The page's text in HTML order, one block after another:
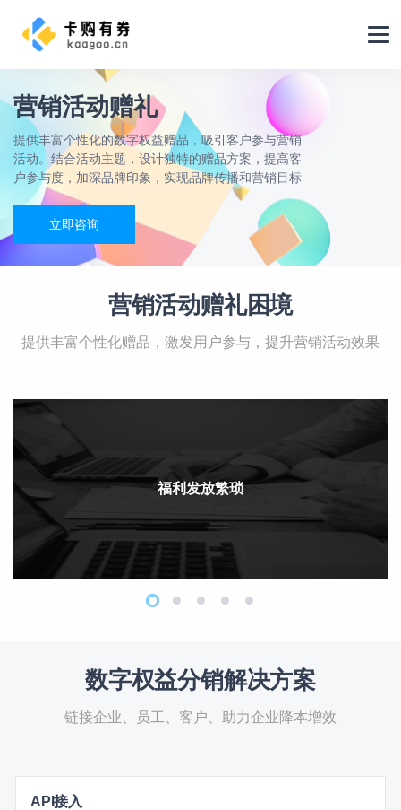
营销活动赠礼
提供丰富个性化的数字权益赠品，吸引客户参与营销
活动。结合活动主题，设计独特的赠品方案，提高客
户参与度，加深品牌印象，实现品牌传播和营销目标
立即咨询
营销活动赠礼困境
提供丰富个性化赠品，激发用户参与，提升营销活动效果
福利发放繁琐
数字权益分销解决方案
链接企业、员工、客户、助力企业降本增效
API接入